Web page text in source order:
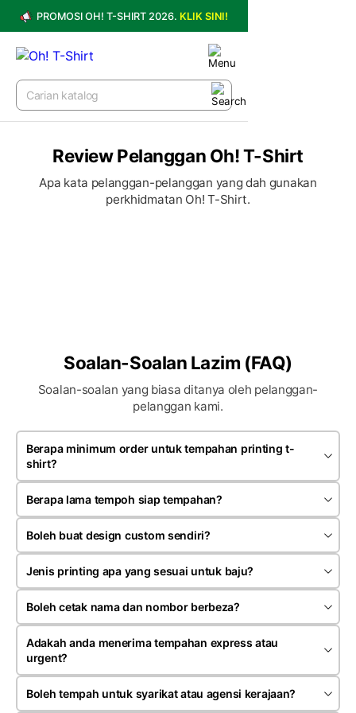
PROMOSI OH! T-SHIRT 2026. KLIK SINI!
Review Pelanggan Oh! T-Shirt
Apa kata pelanggan-pelanggan yang dah gunakan
perkhidmatan Oh! T-Shirt.
Soalan-Soalan Lazim (FAQ)
Soalan-soalan yang biasa ditanya oleh pelanggan-
pelanggan kami.
Berapa minimum order untuk tempahan printing t-
shirt?
Minimum order bergantung kepada jenis produk dan teknik
printing yang dipilih. Kebiasaannya tempahan bermula
sekitar 20 hingga 30 helai untuk satu design.
Berapa lama tempoh siap tempahan?
Kebiasaannya tempahan siap dalam anggaran 7 hingga 14
hari bekerja selepas artwork dan pembayaran deposit
disahkan. Tempoh mungkin berubah mengikut kuantiti serta
jenis tempahan
Boleh buat design custom sendiri?
Ya. Anda boleh menghantar design sendiri, logo, gambar
rujukan atau idea kepada team kami untuk proses semakan
dan penyediaan mockup sebelum production dijalankan.
Jenis printing apa yang sesuai untuk baju?
Ia bergantung kepada jenis fabrik, kuantiti dan rekaan. Kami
menyediakan silk screen, heat press, sublimation dan
embroidery mengikut kesesuaian tempahan pelanggan.
Boleh cetak nama dan nombor berbeza?
Ya. Kami menerima tempahan nama individu, nombor,
jabatan atau posisi berbeza terutamanya untuk jersey,
uniform syarikat dan pakaian event.
Adakah anda menerima tempahan express atau
urgent?
Ya, kami menerima tempahan express bergantung kepada
jenis produk, kuantiti dan jadual production semasa. Caj
tambahan mungkin dikenakan untuk tempahan segera.
Boleh tempah untuk syarikat atau agensi kerajaan?